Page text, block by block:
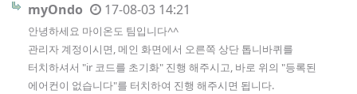
myOndo 17-08-03 14:21
안녕하세요 마이온도 팀입니다^^
관리자 계정이시면, 메인 화면에서 오른쪽 상단 톱니바퀴를
터치하셔서 "ir 코드를 초기화" 진행 해주시고, 바로 위의 "등록된
에어컨이 없습니다"를 터치하여 진행 해주시면 됩니다.